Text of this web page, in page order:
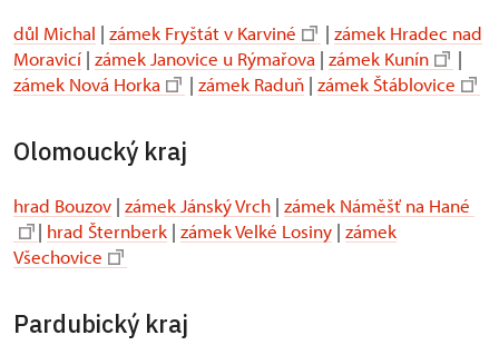
důl Michal | zámek Fryštát v Karviné | zámek Hradec nad
Moravicí | zámek Janovice u Rýmařova | zámek Kunín
|
zámek Nová Horka
| zámek Raduň | zámek Štáblovice
Olomoucký kraj
hrad Bouzov | zámek Jánský Vrch | zámek Náměšť na Hané
| hrad Šternberk | zámek Velké Losiny | zámek
Všechovice
Pardubický kraj